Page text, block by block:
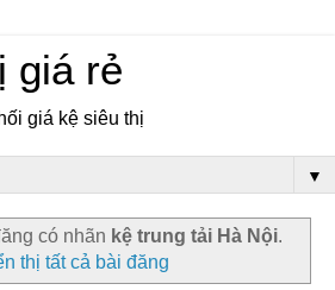
giá rẻ
giá kệ siêu thị
▼
có nhãn kệ trung tải Hà Nội.
thị tất cả bài đăng